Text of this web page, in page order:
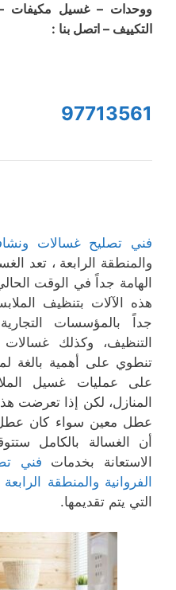
ووحدات – غسيل مكيفات
التكييف – اتصل بنا :
97713561
فني تصليح غسالات
والمنطقة الرابعة ، تعد
الهامة جداً في الوقت
هذه الآلات بتنظيف
جداً بالمؤسسات
التنظيف، وكذلك
تنطوي على أهمية بالغة
على عمليات غسيل
المنازل، لكن إذا تعرضت
عطل معين سواء كان عطل
أن الغسالة بالكامل
الاستعانة بخدمات فني
الفروانية والمنطقة الرابعة
التي يتم تقديمها.